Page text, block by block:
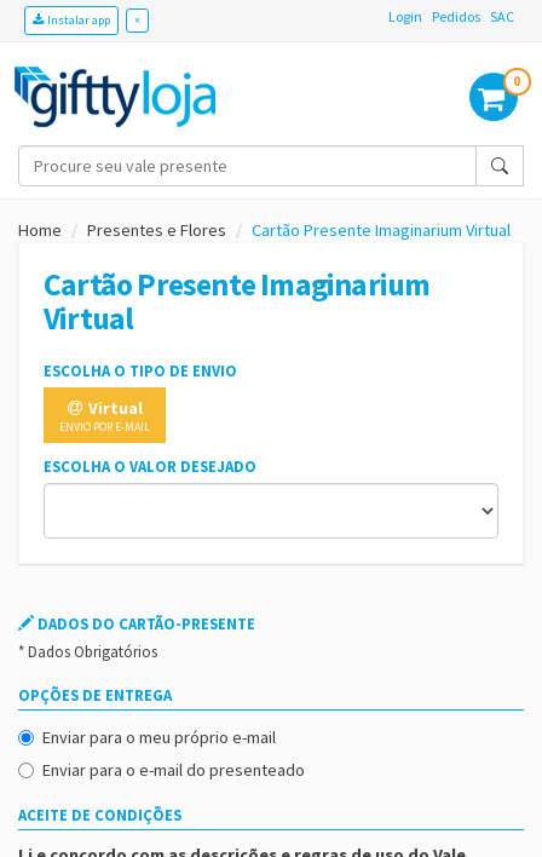
Instalar app × Login Pedidos SAC
0
Home Presentes e Flores Cartão Presente Imaginarium Virtual
Cartão Presente Imaginarium
Virtual
ESCOLHA O TIPO DE ENVIO
Virtual
ENVIO POR E-MAIL
ESCOLHA O VALOR DESEJADO
DADOS DO CARTÃO-PRESENTE
* Dados Obrigatórios
OPÇÕES DE ENTREGA
Enviar para o meu próprio e-mail
Enviar para o e-mail do presenteado
ACEITE DE CONDIÇÕES